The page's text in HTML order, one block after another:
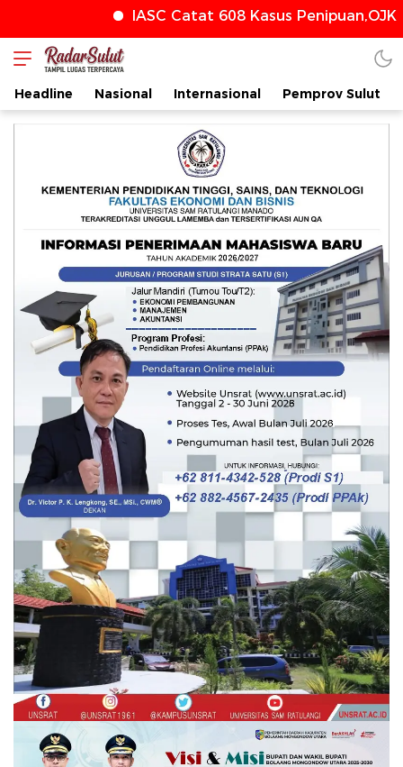
IASC Catat 608 Kasus Penipuan,OJK
radarsulut.com
Headline Nasional Internasional Pemprov Sulut